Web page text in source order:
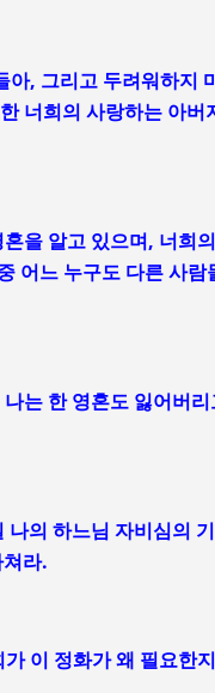
아, 그리고 두려워하지
너희의 사랑하는 아버
을 알고 있으며, 너희
어느 누구도 다른 사람
는 한 영혼도 잃어버
나의 하느님 자비심의
라.
이 정화가 왜 필요한